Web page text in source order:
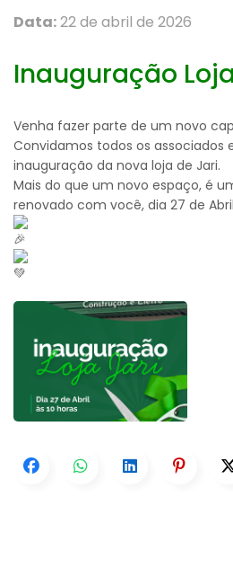
Data:22 de abril de 2026
Inauguração
Venha fazer parte de um novo
Convidamos todos os associados
inauguração da nova loja de Jari.
Mais do que um novo espaço, é
renovado com você, dia 27 de